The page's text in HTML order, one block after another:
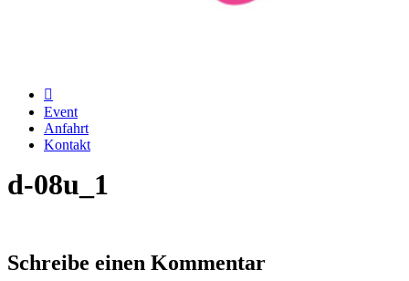
Event
Anfahrt
Kontakt
d-08u_1
Schreibe einen Kommentar